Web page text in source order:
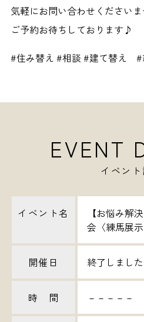
気軽にお問い合わせくださいま
ご予約お待ちしております♪
#住み替え #相談 #建て替え #
EVENT
イベント
イベント名
【お悩み解
会〈練馬展示
開催日 終了しました
時 間 －－－－－